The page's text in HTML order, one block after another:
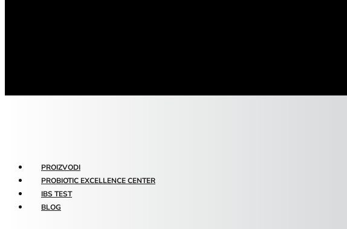
PROIZVODI
PROBIOTIC EXCELLENCE CENTER
IBS TEST
BLOG